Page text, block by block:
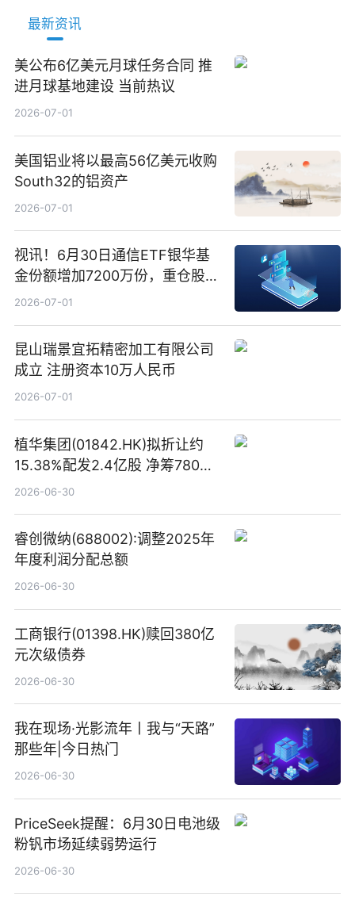
最新资讯
美公布6亿美元月球任务合同 推
进月球基地建设 当前热议
2026-07-01
美国铝业将以最高56亿美元收购
South32的铝资产
2026-07-01
视讯！6月30日通信ETF银华基
金份额增加7200万份，重仓股新
易盛、中际旭创、立讯精密
2026-07-01
昆山瑞景宜拓精密加工有限公司
成立 注册资本10万人民币
2026-07-01
植华集团(01842.HK)拟折让约
15.38%配发2.4亿股 净筹780万
港元
2026-06-30
睿创微纳(688002):调整2025年
年度利润分配总额
2026-06-30
工商银行(01398.HK)赎回380亿
元次级债券
2026-06-30
我在现场·光影流年丨我与“天路”
那些年|今日热门
2026-06-30
PriceSeek提醒：6月30日电池级
粉钒市场延续弱势运行
2026-06-30